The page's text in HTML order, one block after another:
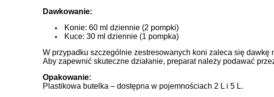
Dawkowanie:
Konie: 60 ml dziennie (2 pompki)
Kuce: 30 ml dziennie (1 pompka)
W przypadku szczególnie zestresowanych koni zaleca się dawkę
Aby zapewnić skuteczne działanie, preparat należy podawać
Opakowanie:
Plastikowa butelka – dostępna w pojemnościach 2 L i 5 L.